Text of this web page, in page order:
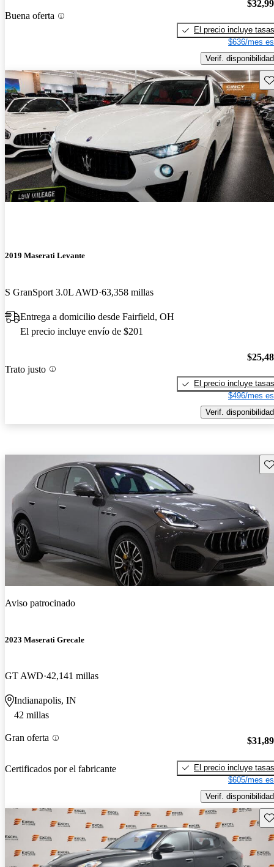
Buena oferta
El precio incluye tasas
$636/mes
Verif. disponibilidad
¡Nuevo!
2019 Maserati Levante
S GranSport 3.0L AWD 63,358 millas
Entrega a domicilio desde Fairfield, OH
El precio incluye envío de $201
Trato justo
El precio incluye tasas
$496/mes
Verif. disponibilidad
Aviso patrocinado
2023 Maserati Grecale
GT AWD 42,141 millas
Indianapolis, IN
42 millas
Gran oferta
Certificados por el fabricante
El precio incluye tasas
$605/mes
Verif. disponibilidad